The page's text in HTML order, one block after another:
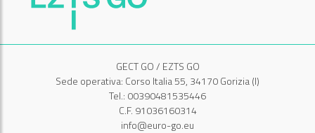
GECT GO / EZTS GO
Sede operativa: Corso Italia 55, 34170 Gorizia (I)
Tel.: 00390481535446
C.F. 91036160314
info@euro-go.eu